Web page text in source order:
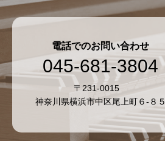
電話でのお問い合わせ
045-681-3804
〒231-0015
神奈川県横浜市中区尾上町６-８５